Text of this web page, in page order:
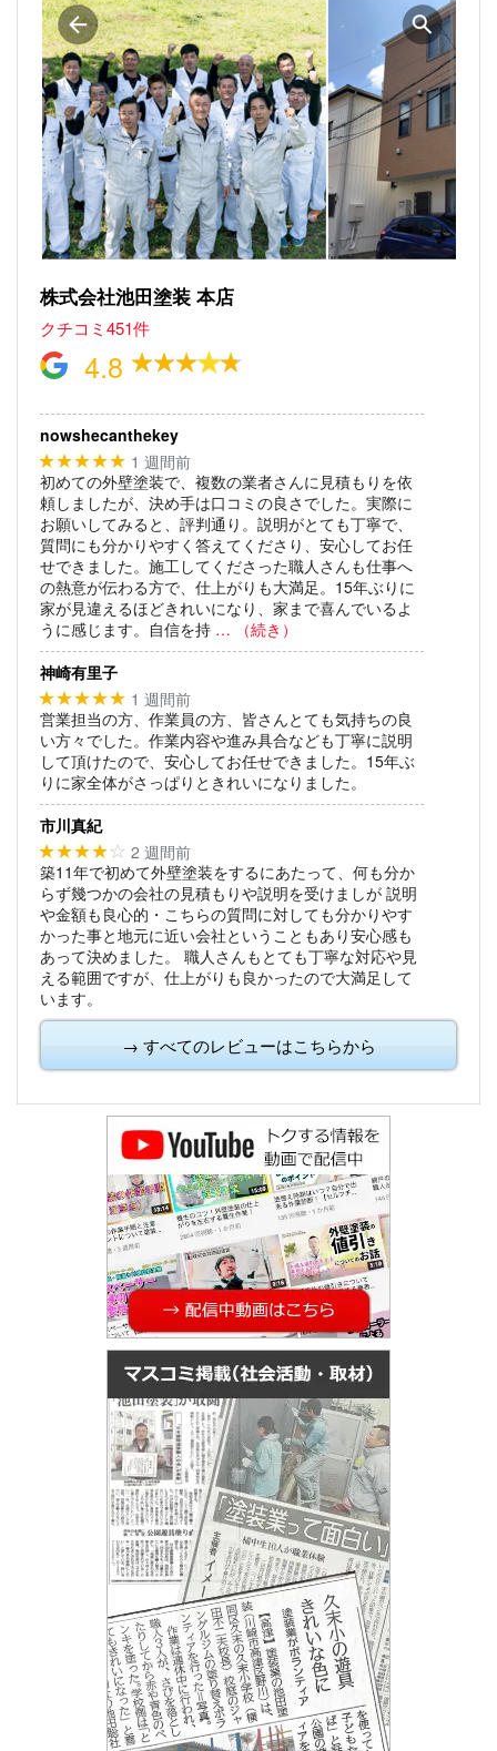
株式会社池田塗装 本店
クチコミ451件
4.8
nowshecanthekey
★★★★★ 1 週間前
初めての外壁塗装で、複数の業者さんに見積もりを依
頼しましたが、決め手は口コミの良さでした。実際に
お願いしてみると、評判通り。説明がとても丁寧で、
質問にも分かりやすく答えてくださり、安心してお任
せできました。施工してくださった職人さんも仕事へ
の熱意が伝わる方で、仕上がりも大満足。15年ぶりに
家が見違えるほどきれいになり、家まで喜んでいるよ
うに感じます。自信を持 … （続き）
神崎有里子
★★★★★ 1 週間前
営業担当の方、作業員の方、皆さんとても気持ちの良
い方々でした。作業内容や進み具合なども丁寧に説明
して頂けたので、安心してお任せできました。15年ぶ
りに家全体がさっぱりときれいになりました。
市川真紀
★★★★☆ 2 週間前
築11年で初めて外壁塗装をするにあたって、何も分か
らず幾つかの会社の見積もりや説明を受けましが 説明
や金額も良心的・こちらの質問に対しても分かりやす
かった事と地元に近い会社ということもあり安心感も
あって決めました。
職人さんもとても丁寧な対応や見
える範囲ですが、仕上がりも良かったので大満足して
います。
→ すべてのレビューはこちらから